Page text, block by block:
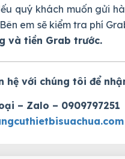
quý khách muốn gửi
em sẽ kiểm tra phí
và tiền Grab trước.
hệ với chúng tôi để
– Zalo – 0909797251